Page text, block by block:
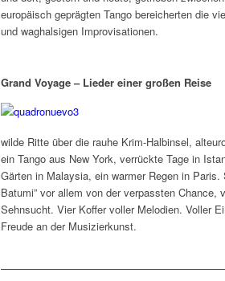
europäisch geprägten Tango bereicherten die
und waghalsigen Improvisationen.
Grand Voyage – Lieder einer großen Reise
wilde Ritte über die rauhe Krim-Halbinsel,
ein Tango aus New York, verrückte Tage in
Gärten in Malaysia, ein warmer Regen in
Batumi” vor allem von der verpassten
Sehnsucht. Vier Koffer voller Melodien. Voller
Freude an der Musizierkunst.